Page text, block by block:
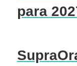
para